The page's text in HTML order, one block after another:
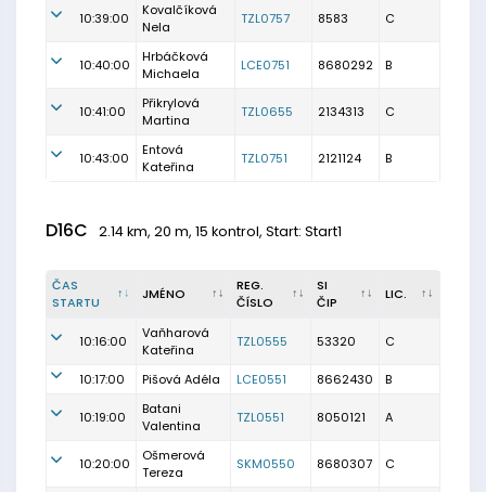
10:39:00
Kovalčíková
Nela
TZL0757 8583 C
10:40:00
Hrbáčková
Michaela
LCE0751 8680292 B
10:41:00
Přikrylová
Martina
TZL0655 2134313 C
10:43:00
Entová
Kateřina
TZL0751 2121124 B
D16C 2.14 km, 20 m, 15 kontrol, Start: Start1
ČAS
STARTU
JMÉNO
REG.
ČÍSLO
SI
ČIP
LIC.
10:16:00
Vaňharová
Kateřina
TZL0555 53320 C
10:17:00 Pišová Adéla LCE0551 8662430 B
10:19:00
Batani
Valentina
TZL0551 8050121 A
10:20:00
Ošmerová
Tereza
SKM0550 8680307 C